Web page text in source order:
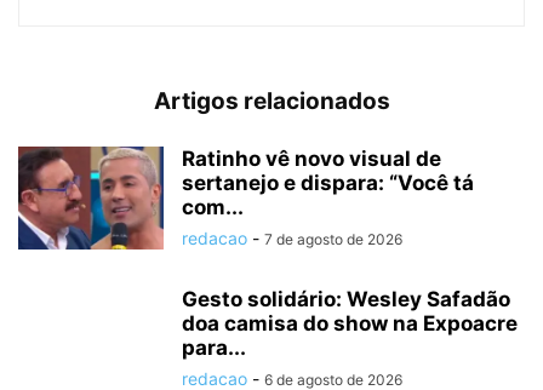
Artigos relacionados
Ratinho vê novo visual de
sertanejo e dispara: “Você tá
com...
redacao - 7 de agosto de 2026
Gesto solidário: Wesley Safadão
doa camisa do show na Expoacre
para...
redacao - 6 de agosto de 2026